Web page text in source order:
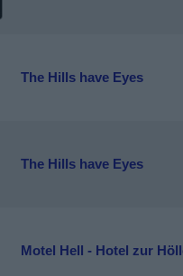
The Hills have Eyes
The Hills have Eyes
Motel Hell - Hotel zur